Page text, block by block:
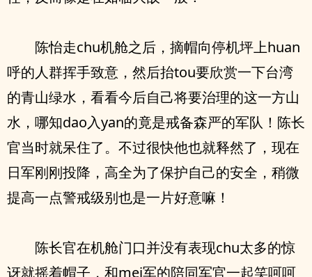
陈怡走chu机舱之后，摘帽向停机坪上huan
呼的人群挥手致意，然后抬tou要欣赏一下台湾
的青山绿水，看看今后自己将要治理的这一方山
水，哪知dao入yan的竟是戒备森严的军队！陈长
官当时就呆住了。不过很快他也就释然了，现在
日军刚刚投降，高全为了保护自己的安全，稍微
提高一点警戒级别也是一片好意嘛！
陈长官在机舱门口并没有表现chu太多的惊
讶就摇着帽子，和mei军的陪同军官一起笑呵呵